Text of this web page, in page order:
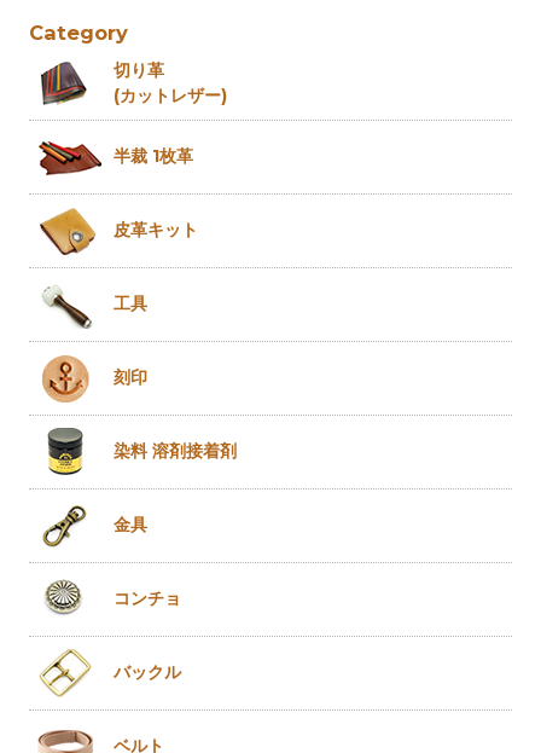
Category
切り革
(カットレザー)
半裁 1枚革
皮革キット
工具
刻印
染料 溶剤接着剤
金具
コンチョ
バックル
ベルト